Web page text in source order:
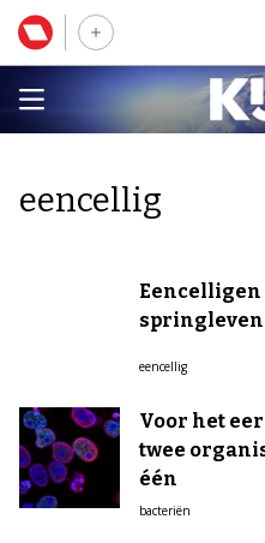
eencellig
eencellig
Voor het
twee
één
bacteriën